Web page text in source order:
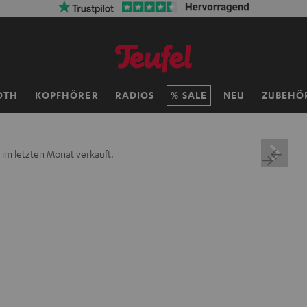
KOPFHÖRER RADIOS SALE NEU
im letzten Monat verkauft.